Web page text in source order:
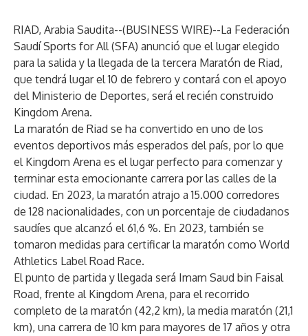
RIAD, Arabia Saudita--(BUSINESS WIRE)--La Federación
Saudí Sports for All (SFA) anunció que el lugar elegido
para la salida y la llegada de la tercera Maratón de Riad,
que tendrá lugar el 10 de febrero y contará con el apoyo
del Ministerio de Deportes, será el recién construido
Kingdom Arena.
La maratón de Riad se ha convertido en uno de los
eventos deportivos más esperados del país, por lo que
el Kingdom Arena es el lugar perfecto para comenzar y
terminar esta emocionante carrera por las calles de la
ciudad. En 2023, la maratón atrajo a 15.000 corredores
de 128 nacionalidades, con un porcentaje de ciudadanos
saudíes que alcanzó el 61,6 %. En 2023, también se
tomaron medidas para certificar la maratón como World
Athletics Label Road Race.
El punto de partida y llegada será Imam Saud bin Faisal
Road, frente al Kingdom Arena, para el recorrido
completo de la maratón (42,2 km), la media maratón (21,1
km), una carrera de 10 km para mayores de 17 años y otra